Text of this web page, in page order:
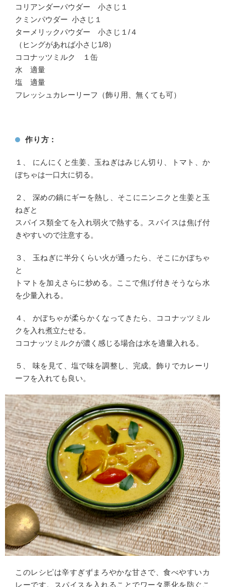
コリアンダーパウダー 小さじ１
クミンパウダー 小さじ１
ターメリックパウダー 小さじ１/４
（ヒングがあれば小さじ1/8）
ココナッツミルク １缶
水 適量
塩 適量
フレッシュカレーリーフ（飾り用、無くても可）
作り方：
１、 にんにくと生姜、玉ねぎはみじん切り、トマト、か
ぼちゃは一口大に切る。
２、 深めの鍋にギーを熱し、そこにニンニクと生姜と玉
ねぎと
スパイス類全てを入れ弱火で熱する。スパイスは焦げ付
きやすいので注意する。
３、 玉ねぎに半分くらい火が通ったら、そこにかぼちゃ
と
トマトを加えさらに炒める。ここで焦げ付きそうなら水
を少量入れる。
４、 かぼちゃが柔らかくなってきたら、ココナッツミル
クを入れ煮立たせる。
ココナッツミルクが濃く感じる場合は水を適量入れる。
５、 味を見て、塩で味を調整し、完成。飾りでカレーリ
ーフを入れても良い。
このレシピは辛すぎずまろやかな甘さで、食べやすいカ
レーです。スパイスを入れることでワータ悪化を防ぐこ